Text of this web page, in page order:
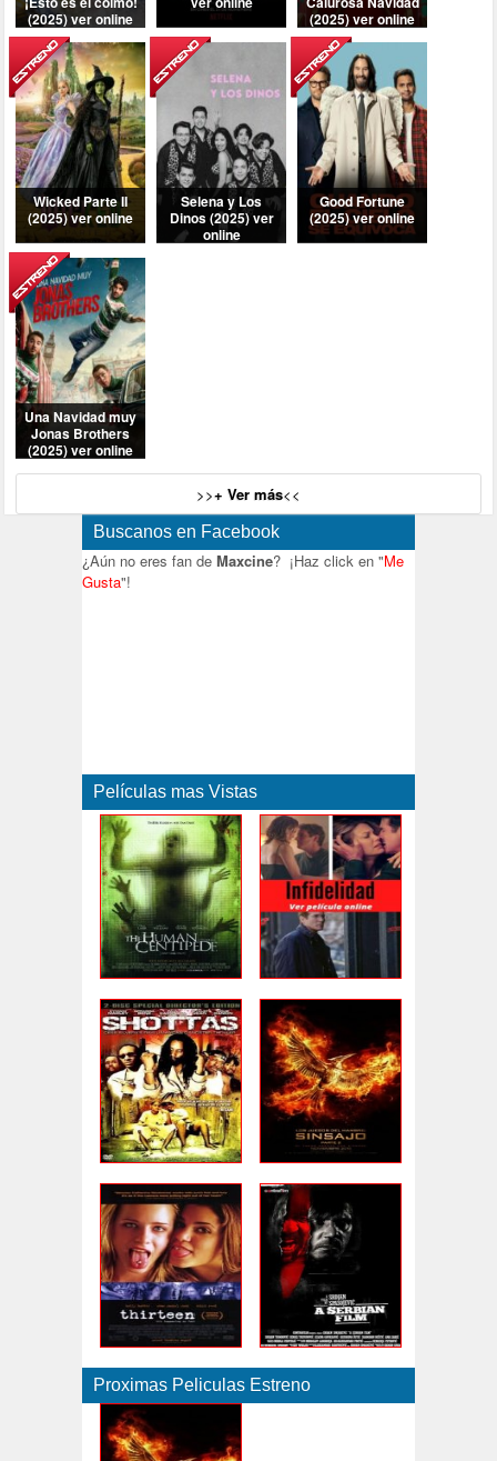
>>+ Ver más<<
Buscanos en Facebook
¿Aún no eres fan de Maxcine? ¡Haz click en "Me
Gusta"!
Películas mas Vistas
Proximas Peliculas Estreno